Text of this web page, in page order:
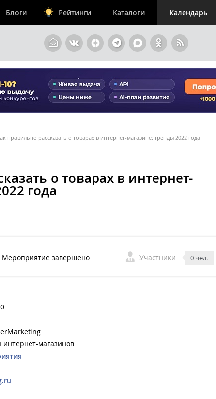
Блоги Рейтинги Каталоги Календарь
правильно рассказать о товарах в интернет-магазине: тренды 2022 года
о товарах в интернет-
года
Мероприятие завершено Участники 0 чел.
магазинов